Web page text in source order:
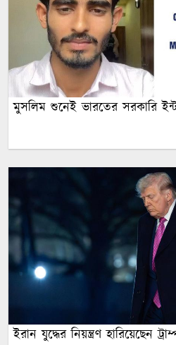
মুসলিম শুনেই ভারতের সরকারি
ইরান যুদ্ধের নিয়ন্ত্রণ হারিয়েছেন